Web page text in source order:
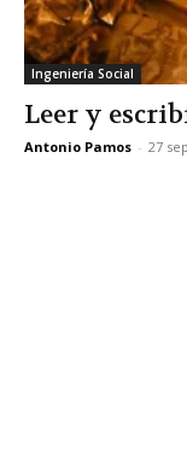
Ingeniería Social
Leer y
Antonio Pamos - 27